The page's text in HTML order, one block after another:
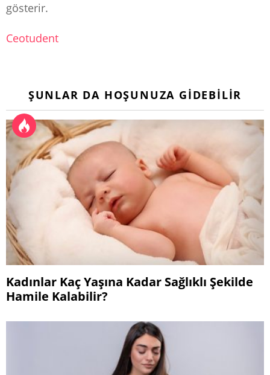
gösterir.
Ceotudent
ŞUNLAR DA HOŞUNUZA GIDEBILIR
Kadınlar Kaç Yaşına Kadar Sağlıklı Şekilde
Hamile Kalabilir?